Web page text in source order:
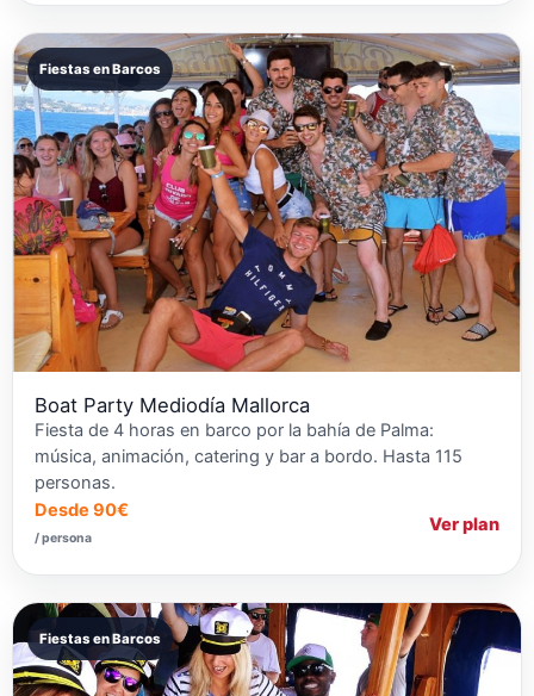
Fiestas en Barcos
Boat Party Mediodía Mallorca
Fiesta de 4 horas en barco por la bahía de Palma:
música, animación, catering y bar a bordo. Hasta 115
personas.
Desde 90€
/ persona
Ver plan
Fiestas en Barcos